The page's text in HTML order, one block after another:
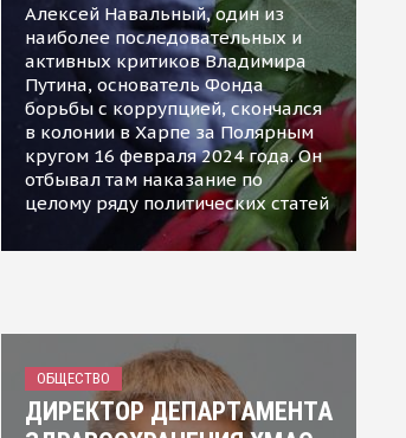
Алексей Навальный, один из
наиболее последовательных и
активных критиков Владимира
Путина, основатель Фонда
борьбы с коррупцией, скончался
в колонии в Харпе за Полярным
кругом 16 февраля 2024 года. Он
отбывал там наказание по
целому ряду политических статей
ОБЩЕСТВО
ДИРЕКТОР ДЕПАРТАМЕНТА